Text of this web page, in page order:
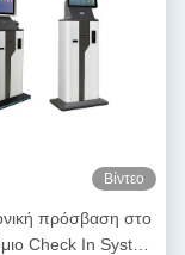
Βίντεο
πρόσβαση στο
Check In System